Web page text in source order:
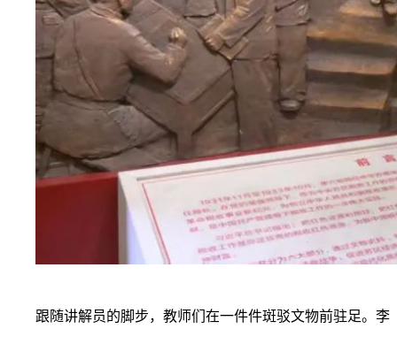
跟随讲解员的脚步，教师们在一件件斑驳文物前驻足。李